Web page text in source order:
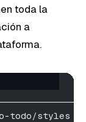
toda la
a
todo/